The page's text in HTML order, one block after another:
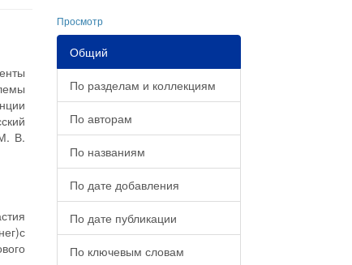
В.
Просмотр
Общий
По разделам и коллекциям
По авторам
По названиям
По дате добавления
По дате публикации
По ключевым словам